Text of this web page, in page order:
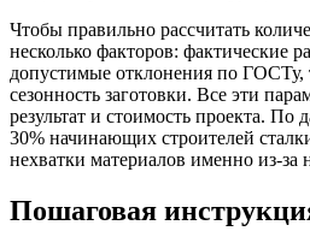
Чтобы правильно рассчитать
несколько факторов: фактические
допустимые отклонения по
сезонность заготовки. Все эти
результат и стоимость проекта. По
30% начинающих строителей
нехватки материалов именно из-за
Пошаговая